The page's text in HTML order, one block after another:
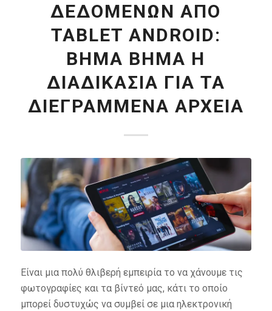
ΔΕΔΟΜΈΝΩΝ ΑΠΌ
TABLET ANDROID:
ΒΉΜΑ ΒΉΜΑ Η
ΔΙΑΔΙΚΑΣΊΑ ΓΙΑ ΤΑ
ΔΙΕΓΡΑΜΜΈΝΑ ΑΡΧΕΊΑ
Είναι μια πολύ θλιβερή εμπειρία το να χάνουμε τις
φωτογραφίες και τα βίντεό μας, κάτι το οποίο
μπορεί δυστυχώς να συμβεί σε μια ηλεκτρονική